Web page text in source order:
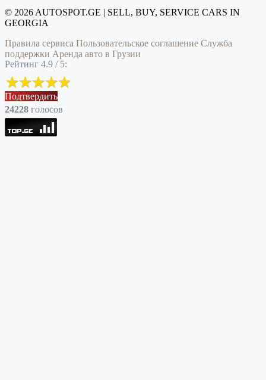
© 2026 AUTOSPOT.GE | SELL, BUY, SERVICE CARS IN
GEORGIA
Правила сервиса Пользовательское соглашение Служба
поддержки Аренда авто в Грузии
Рейтинг 4.9 / 5:
Подтвердить
24228 голоcов